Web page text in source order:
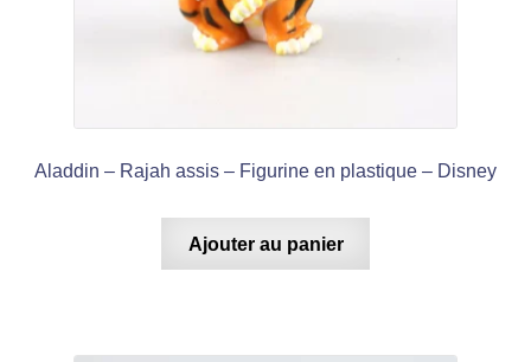
Aladdin – Rajah assis – Figurine en plastique – Disney
Ajouter au panier